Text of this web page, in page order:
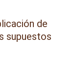
de
supuestos